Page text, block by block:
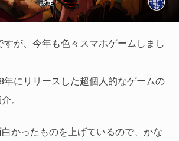
すが、今年も色々スマホゲームしまし
年にリリースした超個人的なゲームの
。
かったものを上げているので、かな